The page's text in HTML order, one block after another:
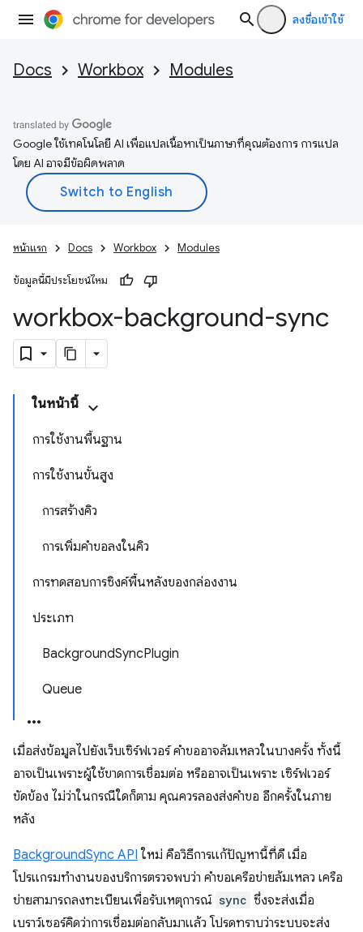
ลงชื่อเข้าใช้
Docs Workbox Modules
Google ใช้เทคโนโลยี AI เพื่อแปลเนื้อหาเป็นภาษาที่คุณต้องการ การแปล
โดย AI อาจมีข้อผิดพลาด
หน้าแรก Docs Workbox Modules
ข้อมูลนี้มีประโยชน์ไหม
workbox-background-sync
ในหน้านี้
การใช้งานพื้นฐาน
การใช้งานขั้นสูง
การสร้างคิว
การเพิ่มคำขอลงในคิว
การทดสอบการซิงค์พื้นหลังของกล่องงาน
ประเภท
BackgroundSyncPlugin
Queue
เมื่อส่งข้อมูลไปยังเว็บเซิร์ฟเวอร์ คำขออาจล้มเหลวในบางครั้ง ทั้งนี้
อาจเป็นเพราะผู้ใช้ขาดการเชื่อมต่อ หรืออาจเป็นเพราะ เซิร์ฟเวอร์
ขัดข้อง ไม่ว่าในกรณีใดก็ตาม คุณควรลองส่งคำขอ อีกครั้งในภาย
หลัง
BackgroundSync API ใหม่ คือวิธีการแก้ปัญหานี้ที่ดี เมื่อ
โปรแกรมทำงานของบริการตรวจพบว่า คำขอเครือข่ายล้มเหลว เครือ
ข่ายสามารถลงทะเบียนเพื่อรับเหตุการณ์ sync ซึ่งจะส่งเมื่อ
เบราว์เซอร์คิดว่าการเชื่อมต่อกลับมาแล้ว โปรดทราบว่าระบบจะส่ง